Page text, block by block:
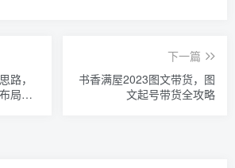
路，
局，
下一篇
书香满屋2023图文带货，图
文起号带货全攻略